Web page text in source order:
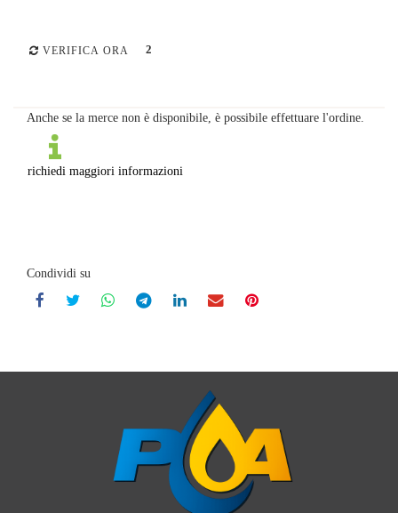
VERIFICA ORA 2
Anche se la merce non è disponibile, è possibile effettuare l'ordine.
richiedi maggiori informazioni
Condividi su